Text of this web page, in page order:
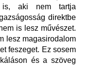
is, aki nem tartja
direktbe
is lesz művészet.
lesz magasirodalom
feszeget. Ez sosem
és a szöveg